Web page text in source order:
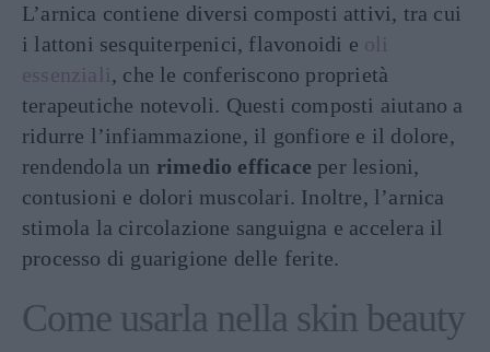
L’arnica contiene diversi composti attivi, tra cui
i lattoni sesquiterpenici, flavonoidi e oli
essenziali, che le conferiscono proprietà
terapeutiche notevoli. Questi composti aiutano a
ridurre l’infiammazione, il gonfiore e il dolore,
rendendola un rimedio efficace per lesioni,
contusioni e dolori muscolari. Inoltre, l’arnica
stimola la circolazione sanguigna e accelera il
processo di guarigione delle ferite.
Come usarla nella skin beauty